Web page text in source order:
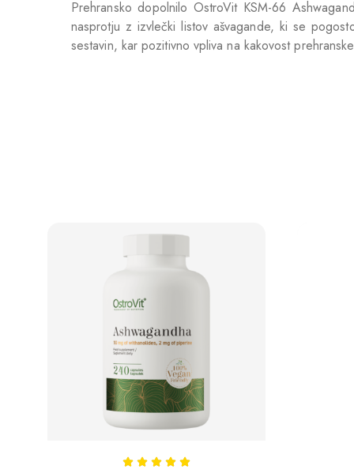
Prehransko dopolnilo OstroVit KSM-66
nasprotju z izvlečki listov ašvagande, ki se
sestavin, kar pozitivno vpliva na kakovost